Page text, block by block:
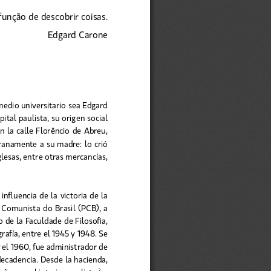
de descobrir coisas.
Edgard Carone
universitario sea Edgard
paulista, su origen social
la calle Florêncio de Abreu,
a su madre: lo crió
entre otras mercancías,
de la victoria de la
do Brasil (PCB), a
la Faculdade de Filosofia,
entre el 1945 y 1948. Se
el 1960, fue administrador de
Desde la hacienda,
2